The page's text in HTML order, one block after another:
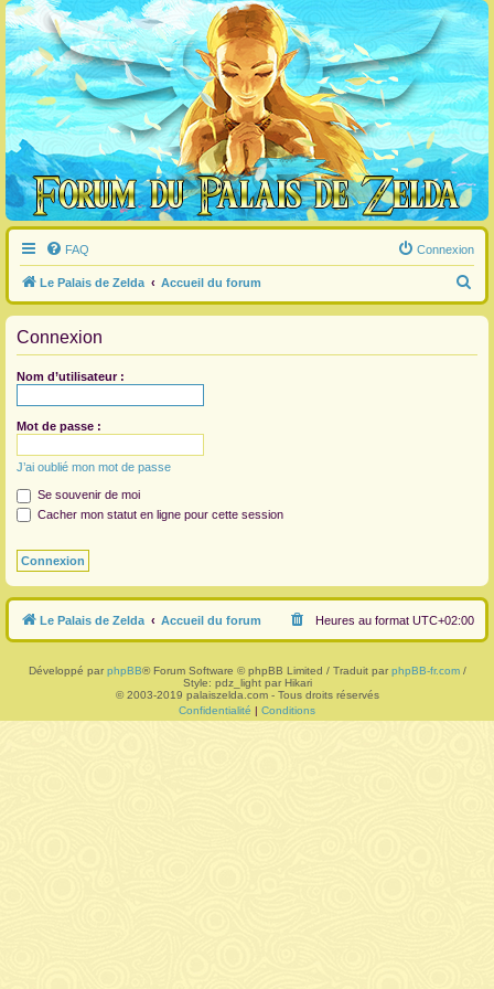
FAQ Connexion
Le Palais de Zelda Accueil du forum
e
Connexion
Nom d’utilisateur :
Mot de passe :
J’ai oublié mon mot de passe
Se souvenir de moi
Cacher mon statut en ligne pour cette session
Le Palais de Zelda Accueil du forum Heures au format UTC+02:00
Développé par phpBB® Forum Software © phpBB Limited / Traduit par phpBB-fr.com/
Style: pdz_light par Hikari
© 2003-2019 palaiszelda.com - Tous droits réservés
Confidentialité | Conditions